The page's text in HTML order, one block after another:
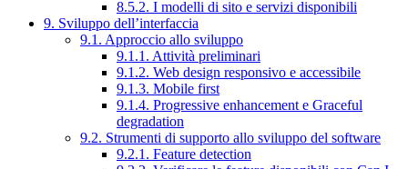
8.5.2. I modelli di sito e servizi disponibili
9. Sviluppo dell’interfaccia
9.1. Approccio allo sviluppo
9.1.1. Attività preliminari
9.1.2. Web design responsivo e accessibile
9.1.3. Mobile first
9.1.4. Progressive enhancement e Graceful
degradation
9.2. Strumenti di supporto allo sviluppo del software
9.2.1. Feature detection